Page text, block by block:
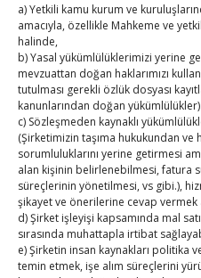
a) Yetkili kamu kurum ve
amacıyla, özellikle Mahkeme ve
halinde,
b) Yasal yükümlülüklerimizi yerine
mevzuattan doğan haklarımızı
tutulması gerekli özlük dosyası
kanunlarından doğan yükümlülükler)
c) Sözleşmeden kaynaklı
(Şirketimizin taşıma hukukundan
sorumluluklarını yerine getirmesi
alan kişinin belirlenebilmesi, fatura
süreçlerinin yönetilmesi, vs gibi.),
şikayet ve önerilerine cevap vermek
d) Şirket işleyişi kapsamında mal
sırasında muhattapla irtibat
e) Şirketin insan kaynakları politika
temin etmek, işe alım süreçlerini
ile buluştu
ByTUTSO
Hisarcıklıoğlu Muğla Ticaret
ByTUTSO on Ağu 1, 2026
Ağustos 2026
P
S Ç P
3
4 5 6
10
11 12 13